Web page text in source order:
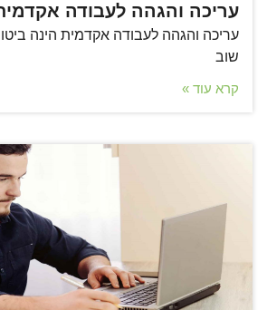
עריכה והגהה לעבודה
עריכה והגהה לעבודה אקדמית הינה
שוב
קרא עוד »